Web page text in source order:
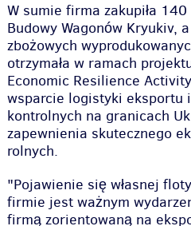
W sumie firma zakupiła 140
Budowy Wagonów Kryukiv,
zbożowych
otrzymała w ramach
Economic Resilience
wsparcie logistyki eksportu
kontrolnych na granicach
zapewnienia skutecznego
rolnych.
"Pojawienie się własnej
firmie jest ważnym
firmą zorientowaną na